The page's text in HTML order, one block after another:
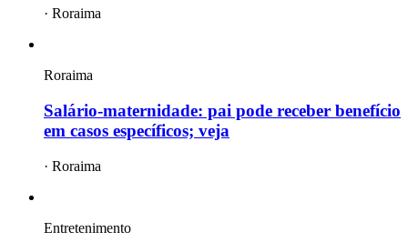
· Roraima
Roraima
Salário-maternidade: pai pode receber benefício
em casos específicos; veja
· Roraima
Entretenimento